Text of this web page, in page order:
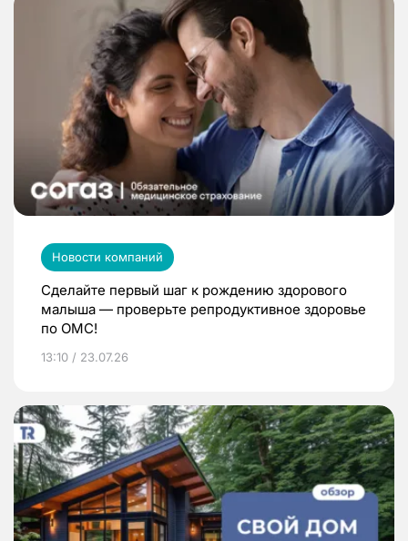
Новости компаний
Сделайте первый шаг к рождению здорового
малыша — проверьте репродуктивное здоровье
по ОМС!
13:10 / 23.07.26